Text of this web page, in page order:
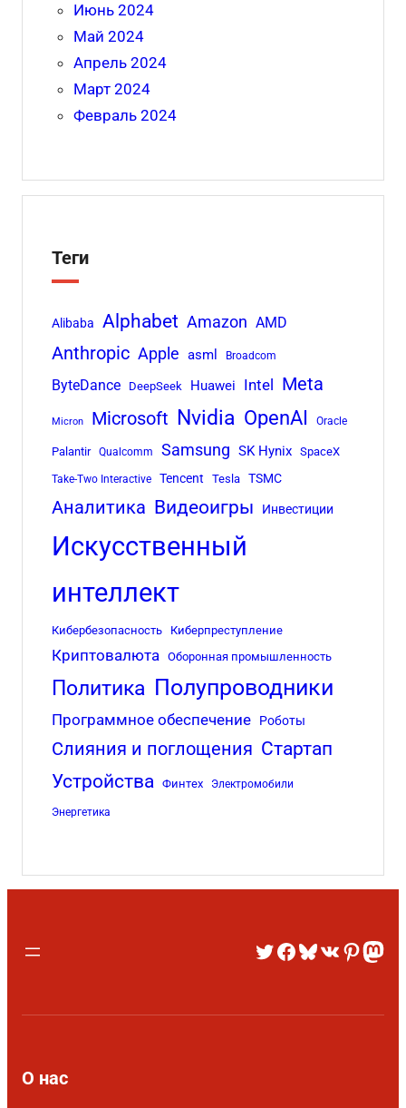
Июнь 2024
Май 2024
Апрель 2024
Март 2024
Февраль 2024
Теги
Alibaba Alphabet Amazon AMD
Anthropic Apple asml Broadcom
ByteDance DeepSeek Huawei Intel Meta
Micron Microsoft Nvidia OpenAI Oracle
Palantir Qualcomm Samsung SK Hynix SpaceX
Take-Two Interactive Tencent Tesla TSMC
Аналитика Видеоигры Инвестиции
Искусственный
интеллект
Кибербезопасность Киберпреступление
Криптовалюта Оборонная промышленность
Политика Полупроводники
Программное обеспечение Роботы
Слияния и поглощения Стартап
Устройства
Финтех Электромобили
Энергетика
О нас